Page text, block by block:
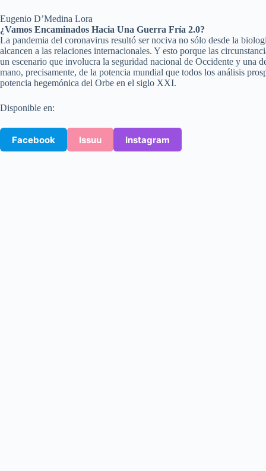
Eugenio D’Medina Lora
¿Vamos Encaminados Hacia Una Guerra Fría 2.0?
La pandemia del coronavirus resultó ser nociva no sólo desde la
alcancen a las relaciones internacionales. Y esto porque las
un escenario que involucra la seguridad nacional de Occidente y una
mano, precisamente, de la potencia mundial que todos los análisis
potencia hegemónica del Orbe en el siglo XXI.
Disponible en:
Facebook Issuu Instagram